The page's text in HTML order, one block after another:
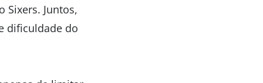
Sixers. Juntos,
dificuldade do